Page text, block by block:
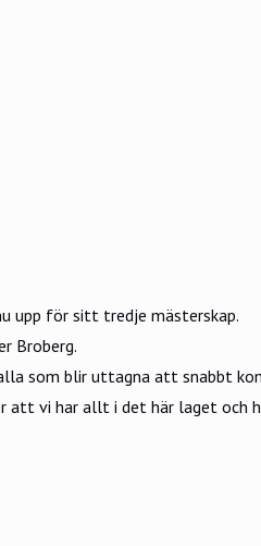
upp för sitt tredje mästerskap.
Broberg.
som blir uttagna att snabbt
att vi har allt i det här laget